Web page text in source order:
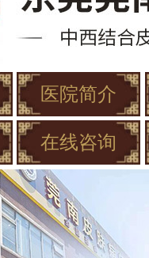
医院简介
在线咨询